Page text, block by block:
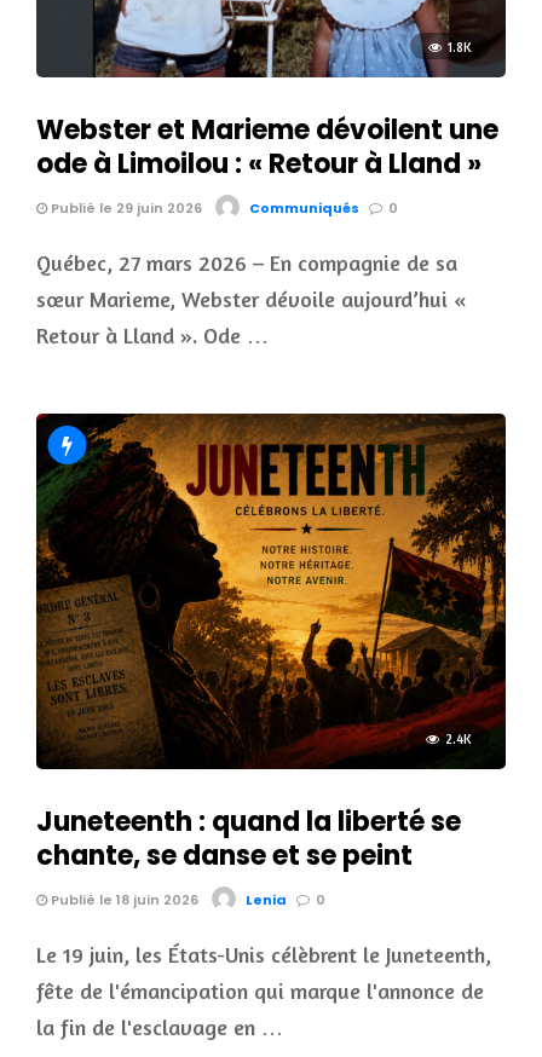
1.8K
Webster et Marieme dévoilent une
ode à Limoilou : « Retour à Lland »
Publié le 29 juin 2026 Communiqués 0
Québec, 27 mars 2026 – En compagnie de sa
sœur Marieme, Webster dévoile aujourd’hui «
Retour à Lland ». Ode …
2.4K
Juneteenth : quand la liberté se
chante, se danse et se peint
Publié le 18 juin 2026 Lenia 0
Le 19 juin, les États-Unis célèbrent le Juneteenth,
fête de l'émancipation qui marque l'annonce de
la fin de l'esclavage en …